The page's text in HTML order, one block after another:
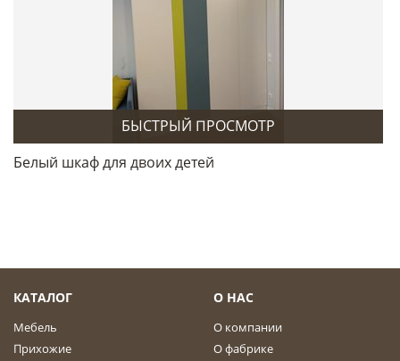
БЫСТРЫЙ ПРОСМОТР
Белый шкаф для двоих детей
КАТАЛОГ
Мебель
Прихожие
О НАС
О компании
О фабрике